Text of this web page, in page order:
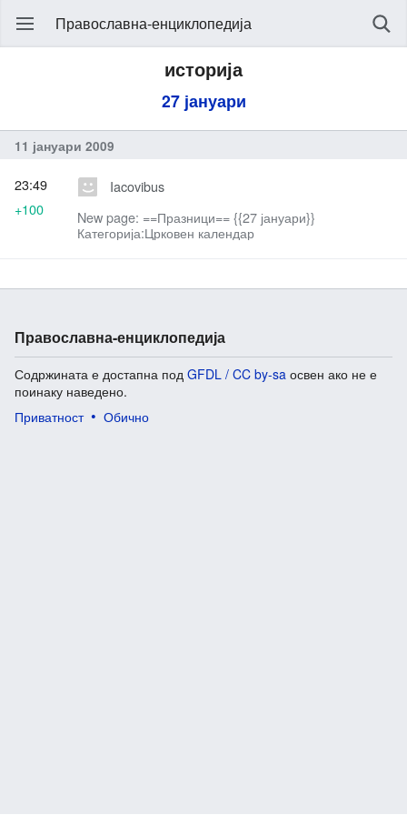
Православна-енциклопедија
историја
27 јануари
11 јануари 2009
Iacovibus
New page: ==Празници== {{27 јануари}}
Категорија:Црковен календар
23:49
+100
Православна-енциклопедија
Содржината е достапна под GFDL / CC by-sa освен ако не е
поинаку наведено.
Приватност
Обично